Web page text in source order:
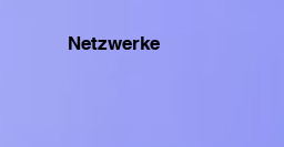
Netzwerke